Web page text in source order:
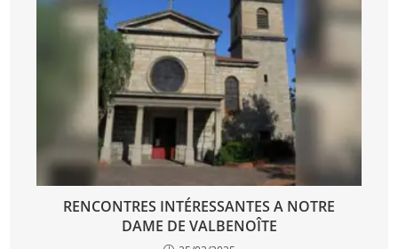
RENCONTRES INTÉRESSANTES A NOTRE
DAME DE VALBENOÎTE